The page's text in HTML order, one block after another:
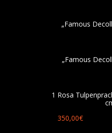
„Famous
„Famous
1 Rosa
350,00€